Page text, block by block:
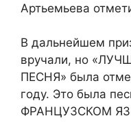
Артьемьева
В дальнейшем
вручали, но
ПЕСНЯ» была
году. Это была
ФРАНЦУЗСКОМ